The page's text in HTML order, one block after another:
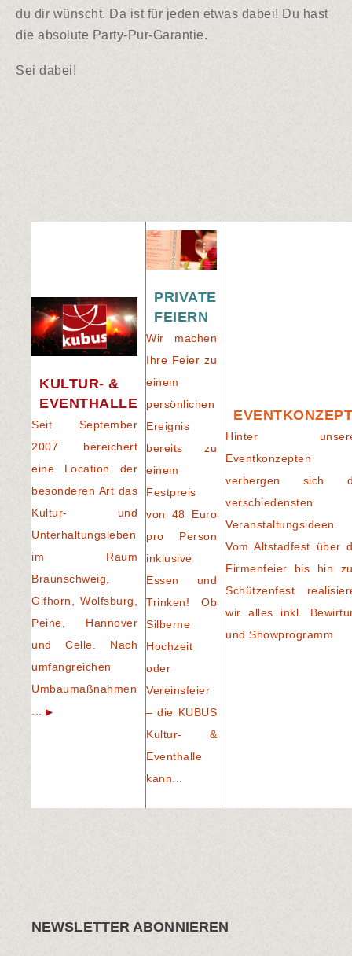
du dir wünscht. Da ist für jeden etwas dabei! Du hast
die absolute Party-Pur-Garantie.
Sei dabei!
KULTUR- &
EVENTHALLE
Seit September
2007 bereichert
eine Location der
besonderen Art das
Kultur- und
Unterhaltungsleben
im Raum
Braunschweig,
Gifhorn, Wolfsburg,
Peine, Hannover
und Celle. Nach
umfangreichen
Umbaumaßnahmen
...
PRIVATE
FEIERN
Wir machen
Ihre Feier zu
einem
persönlichen
Ereignis
bereits zu
einem
Festpreis
von 48 Euro
pro Person
inklusive
Essen und
Trinken! Ob
Silberne
Hochzeit
oder
Vereinsfeier
– die KUBUS
Kultur- &
Eventhalle
kann...
Hinter
Eventkonzepten
verbergen sich
verschiedensten
Veranstaltungsideen.
Vom Altstadfest über
Firmenfeier bis hin
Schützenfest
wir alles inkl.
und Showprogramm
NEWSLETTER ABONNIEREN